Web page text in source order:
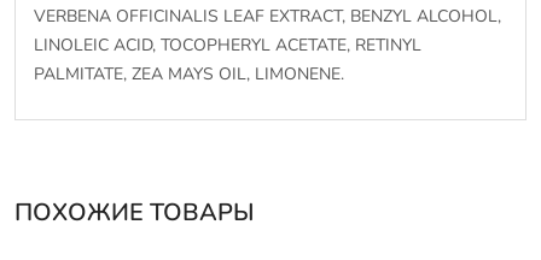
VERBENA OFFICINALIS LEAF EXTRACT, BENZYL ALCOHOL,
LINOLEIC ACID, TOCOPHERYL ACETATE, RETINYL
PALMITATE, ZEA MAYS OIL, LIMONENE.
ПОХОЖИЕ ТОВАРЫ